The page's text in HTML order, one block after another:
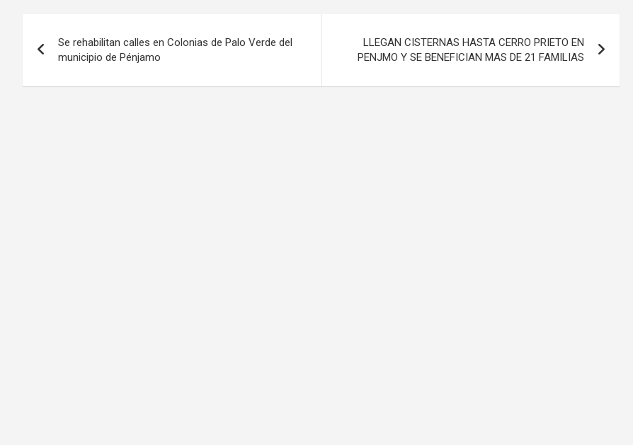
de
entradas
Se rehabilitan calles en Colonias de Palo Verde del
municipio de Pénjamo
LLEGAN CISTERNAS HASTA CERRO PRIETO EN
PENJMO Y SE BENEFICIAN MAS DE 21 FAMILIAS